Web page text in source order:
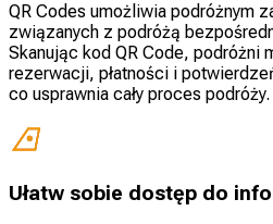
QR Codes umożliwia podróżnym
związanych z podróżą
Skanując kod QR Code, podróżni
rezerwacji, płatności i
co usprawnia cały proces podróży.
Ułatw sobie dostęp do